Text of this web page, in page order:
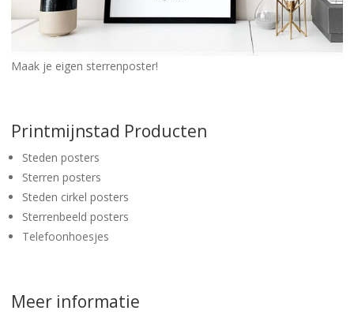
Maak je eigen sterrenposter!
Printmijnstad Producten
Steden posters
Sterren posters
Steden cirkel posters
Sterrenbeeld posters
Telefoonhoesjes
Meer informatie